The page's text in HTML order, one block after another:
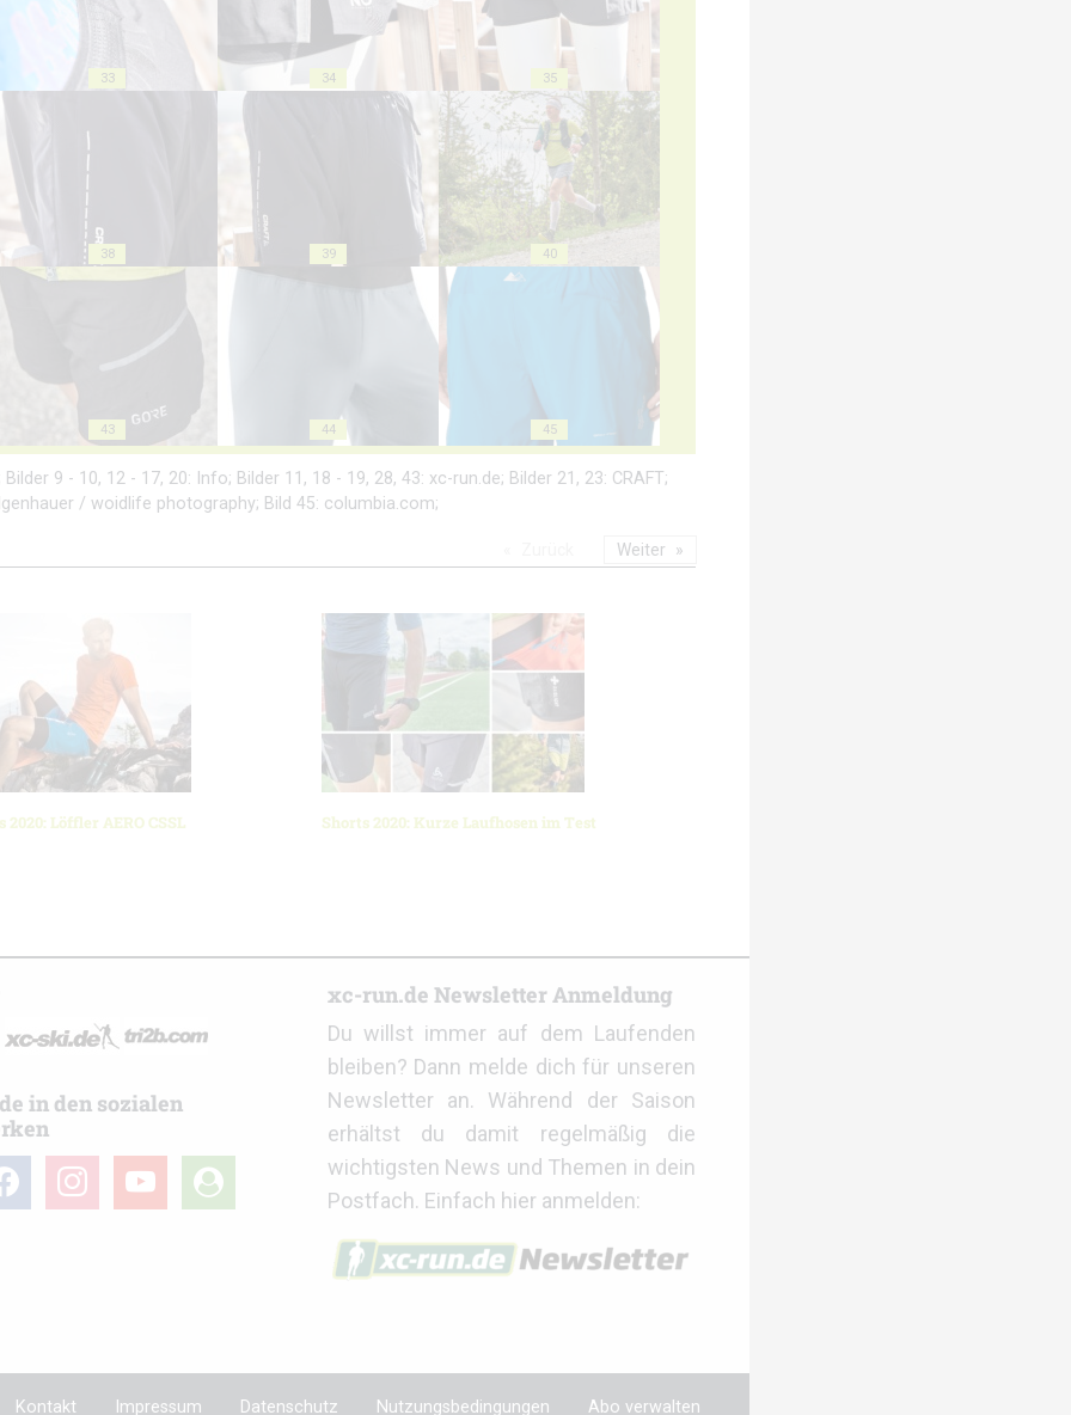
33 34 35
38 39 40
43 44 45
9 - 10, 12 - 17, 20: Info; Bilder 11, 18 - 19, 28, 43: xc-run.de; Bilder 21, 23: CRAFT;
/ woidlife photography; Bild 45: columbia.com;
2020: Löffler AERO CSSL Shorts 2020: Kurze Laufhosen im Test
Weiter
in den sozialen
instagramyoutube
user-
circle
xc-run.de Newsletter Anmeldung
Du willst immer auf dem Laufenden
bleiben? Dann melde dich für unseren
Newsletter an. Während der Saison
erhältst du damit regelmäßig die
wichtigsten News und Themen in dein
Postfach. Einfach hier anmelden:
Kontakt Impressum Datenschutz Nutzungsbedingungen Abo verwalten